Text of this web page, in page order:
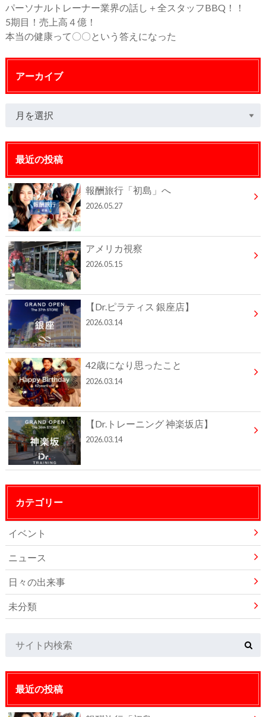
パーソナルトレーナー業界の話し＋全スタッフBBQ！！
5期目！売上高４億！
本当の健康って〇〇という答えになった
アーカイブ
最近の投稿
報酬旅行「初島」へ
2026.05.27
アメリカ視察
2026.05.15
【Dr.ピラティス 銀座店】
2026.03.14
42歳になり思ったこと
2026.03.14
【Dr.トレーニング 神楽坂店】
2026.03.14
カテゴリー
イベント
ニュース
日々の出来事
未分類
最近の投稿